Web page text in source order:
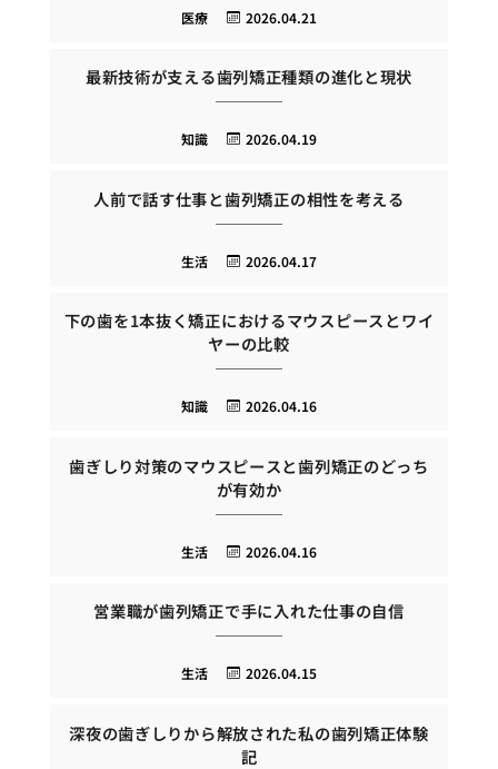
2026.04.21
医療
最新技術が支える歯列矯正種類の進化と現状
2026.04.19
知識
人前で話す仕事と歯列矯正の相性を考える
2026.04.17
生活
下の歯を1本抜く矯正におけるマウスピースとワイ
ヤーの比較
2026.04.16
知識
歯ぎしり対策のマウスピースと歯列矯正のどっち
が有効か
2026.04.16
生活
営業職が歯列矯正で手に入れた仕事の自信
2026.04.15
生活
深夜の歯ぎしりから解放された私の歯列矯正体験
記